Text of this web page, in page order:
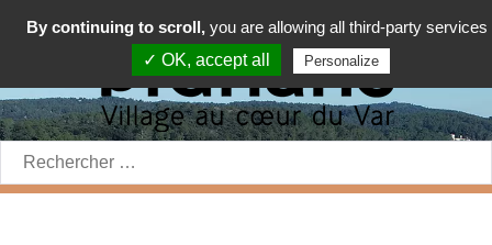
Rechercher:
By continuing to scroll, you are allowing all third-party services
✓ OK, accept all
Personalize